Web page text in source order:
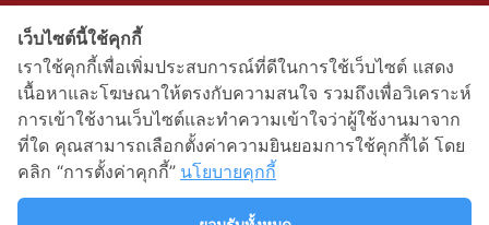
แผนผังเว็บไซต์
สื่อสังคมออนไลน์
เว็บไซต์นี้ใช้คุกกี้
เราใช้คุกกี้เพื่อเพิ่มประสบการณ์ที่ดีในการใช้เว็บไซต์ แสดง
เนื้อหาและโฆษณาให้ตรงกับความสนใจ รวมถึงเพื่อวิเคราะห์
การเข้าใช้งานเว็บไซต์และทำความเข้าใจว่าผู้ใช้งานมาจาก
ที่ใด คุณสามารถเลือกตั้งค่าความยินยอมการใช้คุกกี้ได้ โดย
คลิก “การตั้งค่าคุกกี้” นโยบายคุกกี้